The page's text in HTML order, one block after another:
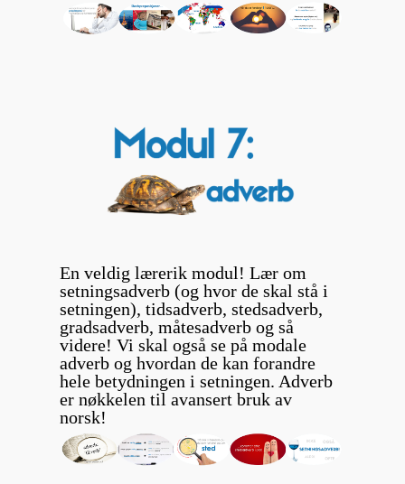
En veldig lærerik modul! Lær om
setningsadverb (og hvor de skal stå i
setningen), tidsadverb, stedsadverb,
gradsadverb, måtesadverb og så
videre! Vi skal også se på modale
adverb og hvordan de kan forandre
hele betydningen i setningen. Adverb
er nøkkelen til avansert bruk av
norsk!